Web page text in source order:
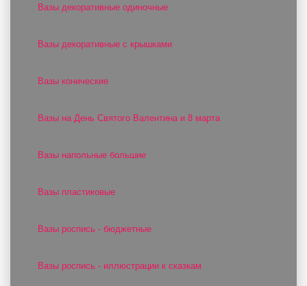
Вазы декоративные одиночные
Вазы декоративные с крышками
Вазы конические
Вазы на День Святого Валентина и 8 марта
Вазы напольные большие
Вазы пластиковые
Вазы роспись - бюджетные
Вазы роспись - иллюстрации к сказкам